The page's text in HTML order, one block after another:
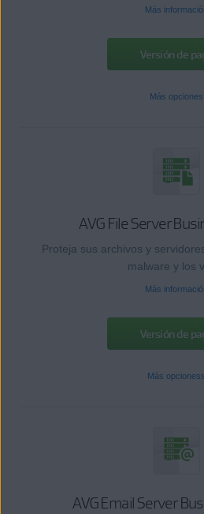
Más
Versión de
Más opciones
AVG File Server
Proteja sus archivos y
malware y los
Más
Versión de
Más opcioness
AVG Email Server